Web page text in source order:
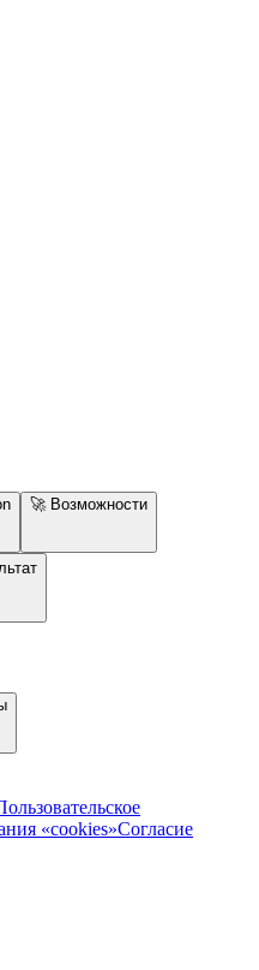
🚀 Возможности
«cookies»Согласие